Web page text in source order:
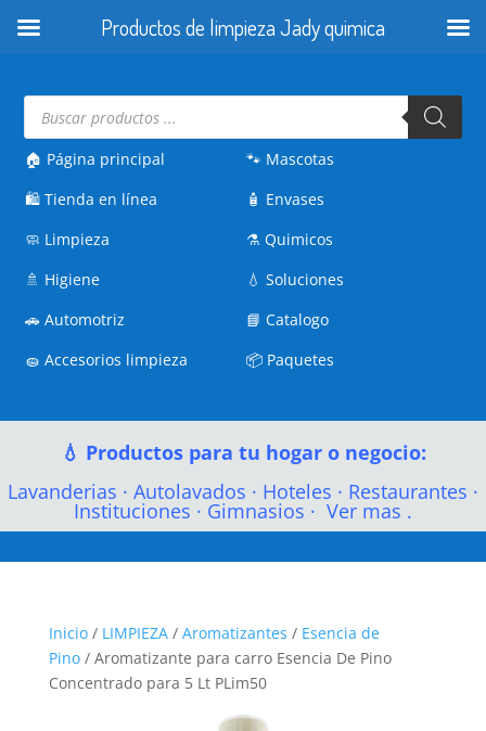
Búsqueda
productos
🏠 Página principal
🛍️Tienda en línea
🧼 Limpieza
🚿 Higiene
🚗Automotriz
🧽Accesorios limpieza
🐾 Mascotas
🧴 Envases
⚗️Quimicos
💧Soluciones
📘Catalogo
📦 Paquetes
💧 Productos para tu hogar o negocio:
Lavanderias · Autolavados · Hoteles · Restaurantes ·
Instituciones · Gimnasios · Ver mas .
Inicio/ LIMPIEZA/ Aromatizantes / Esencia de
Pino/ Aromatizante para carro Esencia De Pino
Concentrado para 5 Lt PLim50
Productos de limpieza Jady quimica